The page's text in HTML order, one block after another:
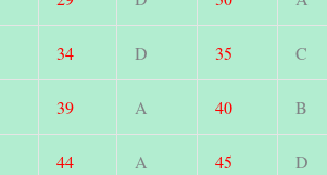
34 D 35 C
39 A 40 B
44 A 45 D